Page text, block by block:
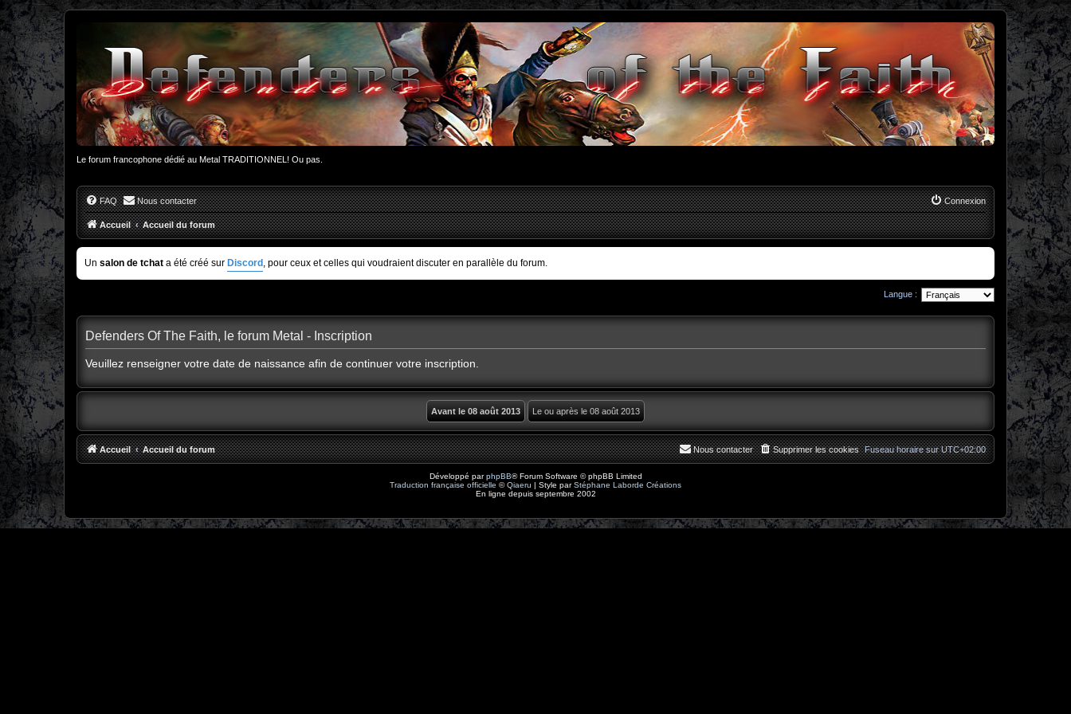
Le forum francophone dédié au Metal TRADITIONNEL! Ou pas.
FAQ Nous contacter Connexion
Accueil Accueil du forum
Un salon de tchat a été créé sur Discord , pour ceux et celles qui voudraient discuter en parallèle du forum.
Langue :
Defenders Of The Faith, le forum Metal - Inscription
Veuillez renseigner votre date de naissance afin de continuer votre inscription.
Accueil Accueil du forum Fuseau horaire surUTC+02:00
Supprimer les cookies
Nous contacter
Développé parphpBB® Forum Software © phpBB Limited
Traduction française officielle ©Qiaeru | Style parStéphane Laborde Créations
En ligne depuis septembre 2002